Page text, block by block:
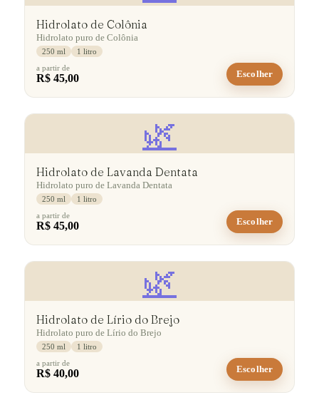
Hidrolato de Colônia
Hidrolato puro de Colônia
250 ml
1 litro
a partir de
R$ 45,00 Escolher
🌿
Hidrolato de Lavanda Dentata
Hidrolato puro de Lavanda Dentata
250 ml
1 litro
a partir de
R$ 45,00 Escolher
🌿
Hidrolato de Lírio do Brejo
Hidrolato puro de Lírio do Brejo
250 ml
1 litro
a partir de
R$ 40,00 Escolher